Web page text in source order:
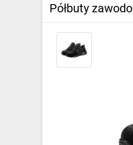
Rozdzielnice i obudowy
Elementy prowadzenia
Oprawy oświetleniowe
Półbuty